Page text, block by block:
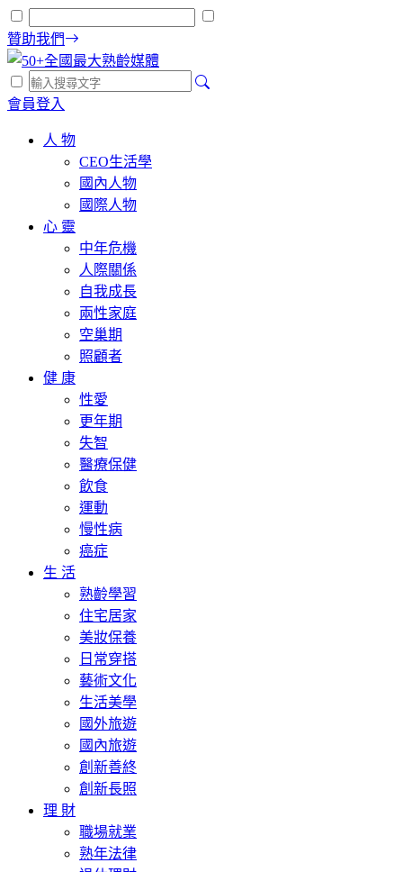
贊助我們
會員登入
人 物
CEO生活學
國內人物
國際人物
心 靈
中年危機
人際關係
自我成長
兩性家庭
空巢期
照顧者
健 康
性愛
更年期
失智
醫療保健
飲食
運動
慢性病
癌症
生 活
熟齡學習
住宅居家
美妝保養
日常穿搭
藝術文化
生活美學
國外旅遊
國內旅遊
創新善終
創新長照
理 財
職場就業
熟年法律